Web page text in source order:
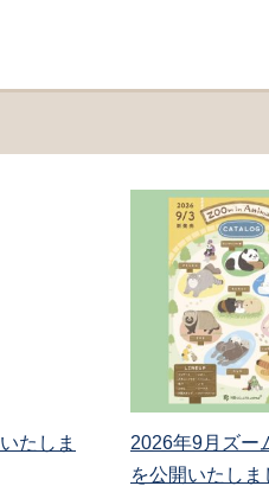
たしま
2026年9月ズー
を公開いたしま